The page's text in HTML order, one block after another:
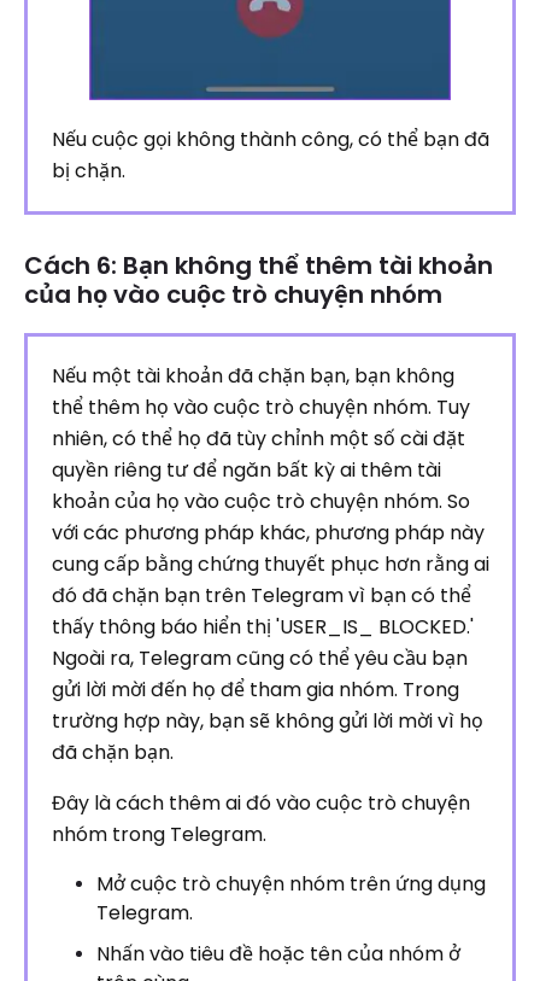
Nếu cuộc gọi không thành công, có thể bạn đã
bị chặn.
Cách 6: Bạn không thể thêm tài khoản
của họ vào cuộc trò chuyện nhóm
Nếu một tài khoản đã chặn bạn, bạn không
thể thêm họ vào cuộc trò chuyện nhóm. Tuy
nhiên, có thể họ đã tùy chỉnh một số cài đặt
quyền riêng tư để ngăn bất kỳ ai thêm tài
khoản của họ vào cuộc trò chuyện nhóm. So
với các phương pháp khác, phương pháp này
cung cấp bằng chứng thuyết phục hơn rằng ai
đó đã chặn bạn trên Telegram vì bạn có thể
thấy thông báo hiển thị 'USER_IS_ BLOCKED.'
Ngoài ra, Telegram cũng có thể yêu cầu bạn
gửi lời mời đến họ để tham gia nhóm. Trong
trường hợp này, bạn sẽ không gửi lời mời vì họ
đã chặn bạn.
Đây là cách thêm ai đó vào cuộc trò chuyện
nhóm trong Telegram.
Mở cuộc trò chuyện nhóm trên ứng dụng
Telegram.
Nhấn vào tiêu đề hoặc tên của nhóm ở